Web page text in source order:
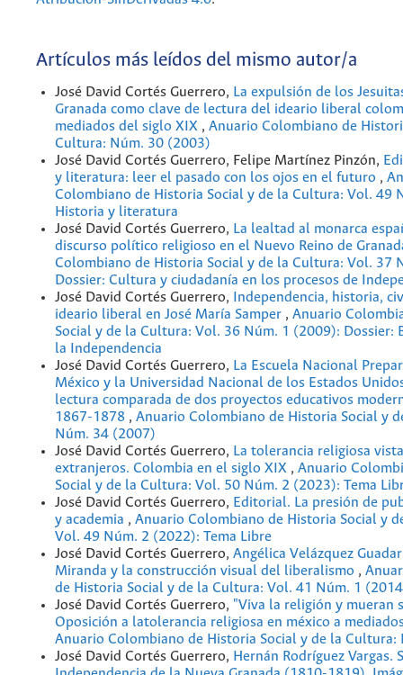
Artículos más leídos del mismo autor/a
José David Cortés Guerrero, La expulsión de los
Granada como clave de lectura del ideario liberal
mediados del siglo XIX , Anuario Colombiano de
Cultura: Núm. 30 (2003)
José David Cortés Guerrero, Felipe Martínez Pinzón,
y literatura: leer el pasado con los ojos en el futuro ,
Colombiano de Historia Social y de la Cultura: Vol. 49
Historia y literatura
José David Cortés Guerrero, La lealtad al monarca
discurso político religioso en el Nuevo Reino de
Colombiano de Historia Social y de la Cultura: Vol. 37
Dossier: Cultura y ciudadanía en los procesos de
José David Cortés Guerrero,
Independencia, historia,
ideario liberal en José María Samper , Anuario
Social y de la Cultura: Vol. 36 Núm. 1 (2009): Dossier:
la Independencia
José David Cortés Guerrero, La Escuela Nacional
México y la Universidad Nacional de los Estados
lectura comparada de dos proyectos educativos
1867-1878 , Anuario Colombiano de Historia Social y
Núm. 34 (2007)
José David Cortés Guerrero, La tolerancia religiosa
extranjeros. Colombia en el siglo XIX , Anuario
Social y de la Cultura: Vol. 50 Núm. 2 (2023): Tema
José David Cortés Guerrero, Editorial. La presión de
y academia , Anuario Colombiano de Historia Social y
Vol. 49 Núm. 2 (2022): Tema Libre
José David Cortés Guerrero, Angélica Velázquez
Miranda y la construcción visual del liberalismo ,
de Historia Social y de la Cultura: Vol. 41 Núm. 1
José David Cortés Guerrero, "Viva la religión y mueran
Oposición a latolerancia religiosa en méxico a
Anuario Colombiano de Historia Social y de la Cultura:
José David Cortés Guerrero, Hernán Rodríguez Vargas.